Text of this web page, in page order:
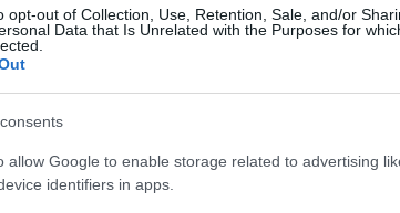
opt-out of Collection, Use, Retention, Sale, and/or
Data that Is Unrelated with the Purposes for
allow Google to enable storage related to advertising
identifiers in apps.